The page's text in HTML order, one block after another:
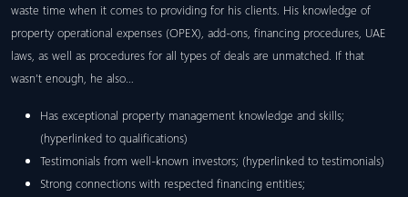
waste time when it comes to providing for his clients. His knowledge of
property operational expenses (OPEX), add-ons, financing procedures, UAE
laws, as well as procedures for all types of deals are unmatched. If that
wasn’t enough, he also…
Has exceptional property management knowledge and skills;
(hyperlinked to qualifications)
Testimonials from well-known investors; (hyperlinked to testimonials)
Strong connections with respected financing entities;